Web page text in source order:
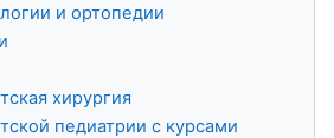
и ортопедии
хирургия
педиатрии с курсами